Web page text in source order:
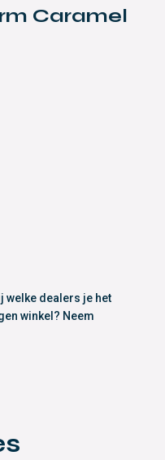
Caramel
welke dealers je het
winkel? Neem